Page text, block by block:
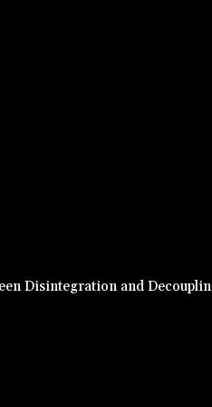
Disintegration and